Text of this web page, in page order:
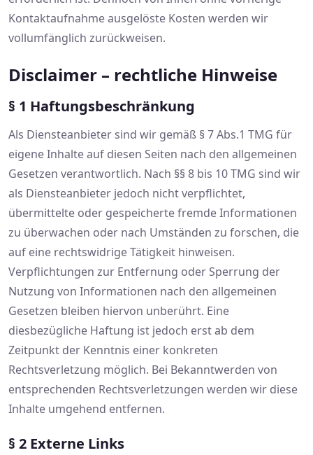
Kontaktaufnahme ausgelöste Kosten werden wir
vollumfänglich zurückweisen.
Disclaimer – rechtliche Hinweise
§ 1 Haftungsbeschränkung
Als Diensteanbieter sind wir gemäß § 7 Abs.1 TMG für
eigene Inhalte auf diesen Seiten nach den allgemeinen
Gesetzen verantwortlich. Nach §§ 8 bis 10 TMG sind wir
als Diensteanbieter jedoch nicht verpflichtet,
übermittelte oder gespeicherte fremde Informationen
zu überwachen oder nach Umständen zu forschen, die
auf eine rechtswidrige Tätigkeit hinweisen.
Verpflichtungen zur Entfernung oder Sperrung der
Nutzung von Informationen nach den allgemeinen
Gesetzen bleiben hiervon unberührt. Eine
diesbezügliche Haftung ist jedoch erst ab dem
Zeitpunkt der Kenntnis einer konkreten
Rechtsverletzung möglich. Bei Bekanntwerden von
entsprechenden Rechtsverletzungen werden wir diese
Inhalte umgehend entfernen.
§ 2 Externe Links